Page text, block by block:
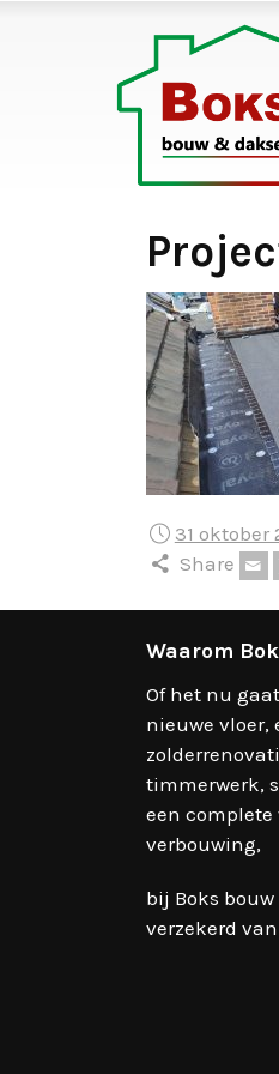
31 oktober
Share
Waarom
Of het nu
nieuwe vloer,
timmerwerk,
een
verbouwing,
bij Boks
verzekerd